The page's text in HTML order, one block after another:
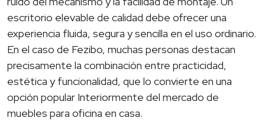
escritorio elevable de calidad debe ofrecer una
experiencia fluida, segura y sencilla en el uso ordinario.
En el caso de Fezibo, muchas personas destacan
precisamente la combinación entre practicidad,
estética y funcionalidad, que lo convierte en una
opción popular Interiormente del mercado de
muebles para oficina en casa.